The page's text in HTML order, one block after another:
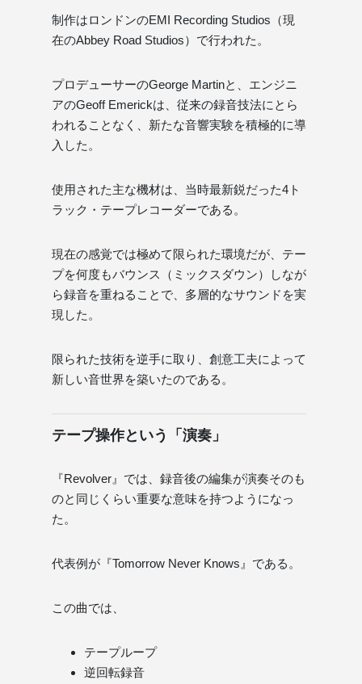
制作はロンドンのEMI Recording Studios（現
在のAbbey Road Studios）で行われた。
プロデューサーのGeorge Martinと、エンジニ
アのGeoff Emerickは、従来の録音技法にとら
われることなく、新たな音響実験を積極的に導
入した。
使用された主な機材は、当時最新鋭だった4ト
ラック・テープレコーダーである。
現在の感覚では極めて限られた環境だが、テー
プを何度もバウンス（ミックスダウン）しなが
ら録音を重ねることで、多層的なサウンドを実
現した。
限られた技術を逆手に取り、創意工夫によって
新しい音世界を築いたのである。
テープ操作という「演奏」
『Revolver』では、録音後の編集が演奏そのも
のと同じくらい重要な意味を持つようになっ
た。
代表例が『Tomorrow Never Knows』である。
この曲では、
テープループ
逆回転録音